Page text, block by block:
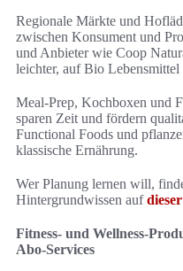
Regionale Märkte und
zwischen Konsument und
und Anbieter wie Coop
leichter, auf Bio
Meal-Prep, Kochboxen und
sparen Zeit und fördern
Functional Foods und
klassische Ernährung.
Wer Planung lernen will,
Hintergrundwissen auf
Fitness- und Wellness-
Abo-Services